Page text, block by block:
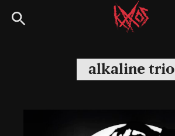
Siirry
suoraan
Kaaoszine
alkaline trio